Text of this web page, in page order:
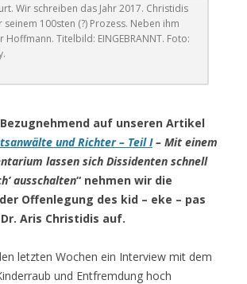
Wir schreiben das Jahr 2017. Christidis
100sten (?) Prozess. Neben ihm
Hoffmann. Titelbild: EINGEBRANNT. Foto:
auf unseren Artikel
und Richter – Teil I– Mit einem
lassen sich Dissidenten schnell
ausschalten“ nehmen wir die
Offenlegung des kid – eke – pas
Aris Christidis auf.
letzten Wochen ein Interview mit dem
und Entfremdung hoch